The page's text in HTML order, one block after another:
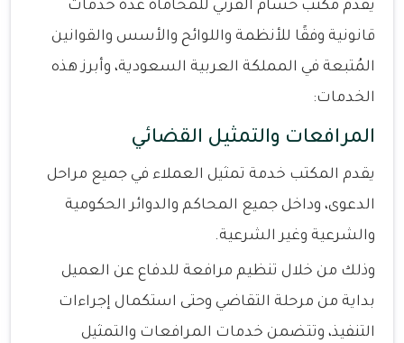
يُقدم مكتب حسام القرني للمحاماة عدة خدمات
قانونية وفقًا للأنظمة واللوائح والأسس والقوانين
المُتبعة في المملكة العربية السعودية، وأبرز هذه
الخدمات:
المرافعات والتمثيل القضائي
يقدم المكتب خدمة تمثيل العملاء في جميع مراحل
الدعوى، وداخل جميع المحاكم والدوائر الحكومية
والشرعية وغير الشرعية.
وذلك من خلال تنظيم مرافعة للدفاع عن العميل
بداية من مرحلة التقاضي وحتى استكمال إجراءات
التنفيذ، وتتضمن خدمات المرافعات والتمثيل